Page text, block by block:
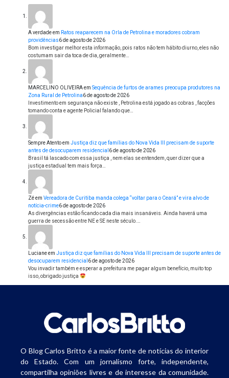
A verdadeem Ratos reaparecem na Orla de Petrolina e moradores cobram
providências6 de agosto de 2026
Bom investigar melhor esta informação, pois ratos não tem hábito diurno, eles não
costumam sair da toca de dia, geralmente…
MARCELINO OLIVEIRAem Sequência de furtos de arames preocupa produtores na
Zona Rural de Petrolina6 de agosto de 2026
Investimento em segurança não existe , Petrolina está jogado as cobras , facções
tomando conta e agente Policial falando que…
Sempre Atentoem Justiça diz que famílias do Nova Vida III precisam de suporte
antes de desocuparem residencial 6 de agosto de 2026
Brasil tá lascado com essa justiça , nem elas se entendem, quer dizer que a
justiça estadual tem mais força…
Zéem Vereadora de Curitiba manda colega “voltar para o Ceará” e vira alvo de
notícia-crime6 de agosto de 2026
As divergências estão ficando cada dia mais insanáveis. Ainda haverá uma
guerra de secessão entre NE e SE neste século.…
Lucianeem Justiça diz que famílias do Nova Vida III precisam de suporte antes de
desocuparem residencial 6 de agosto de 2026
Vou invadir também e esperar a prefeitura me pagar algum benefício, muito top
isso, obrigado justiça
O Blog Carlos Britto é a maior fonte de notícias do interior
do Estado. Com um jornalismo forte, independente,
compartilha opiniões livres e de interesse da comunidade.